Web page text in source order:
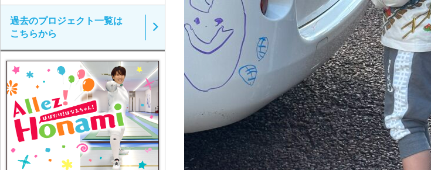
過去のプロジェクト一覧は
こちらから